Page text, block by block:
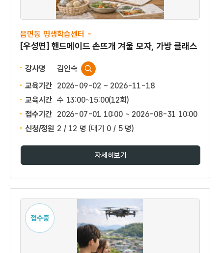
읍면동 평생학습센터 -
[우성면] 핸드메이드 손뜨개 겨울 모자, 가방 클래스
강사명
김인숙
교육기간 2026-09-02 ~ 2026-11-18
교육시간 수 13:00~15:00(12회)
접수기간 2026-07-01 10:00 ~ 2026-08-31 10:00
신청/정원 2 / 12 명 (대기 0 / 5 명)
자세히보기
접수중